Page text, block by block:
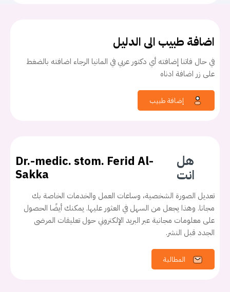
اضافة طبيب الى الدليل
في حال فاتنا إضافته أي دكتور عربي في المانيا الرجاء اضافته بالضغط
على زر اضافة ادناه
هل
انت
Dr.-medic. stom. Ferid Al-
Sakka
تعديل الصورة الشخصية، وساعات العمل والخدمات الخاصة بك
مجانا. وهذا يجعل من السهل في العثور عليها. يمكنك أيضًا الحصول
على معلومات مجانية عبر البريد الإلكتروني حول تعليقات المرضى
الجدد قبل النشر.
المطالبة